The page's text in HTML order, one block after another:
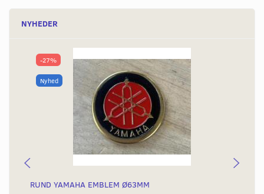
NYHEDER
-27%
Nyhed
RUND YAMAHA EMBLEM Ø63MM